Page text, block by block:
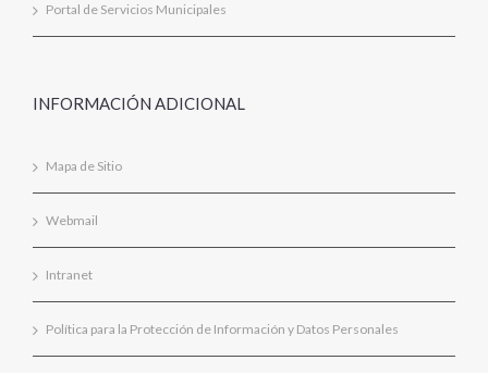
Portal de Servicios Municipales
INFORMACIÓN ADICIONAL
Mapa de Sitio
Webmail
Intranet
Política para la Protección de Información y Datos Personales